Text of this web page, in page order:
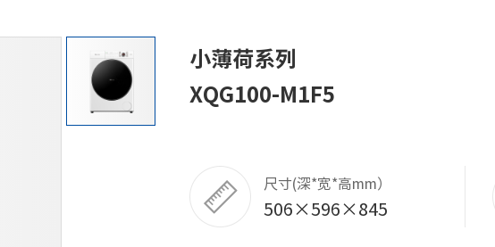
小薄荷系列
XQG100-M1F5
尺寸(深*宽*高mm）
506×596×845